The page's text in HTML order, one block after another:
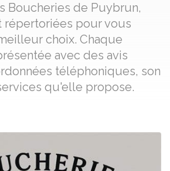
Boucheries de Puybrun,
répertoriées pour vous
choix. Chaque
avec des avis
téléphoniques, son
qu'elle propose.